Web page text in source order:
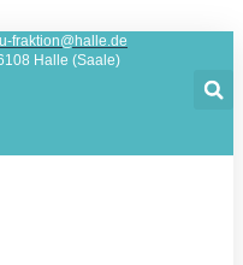
fraktion@halle.de
Halle (Saale)